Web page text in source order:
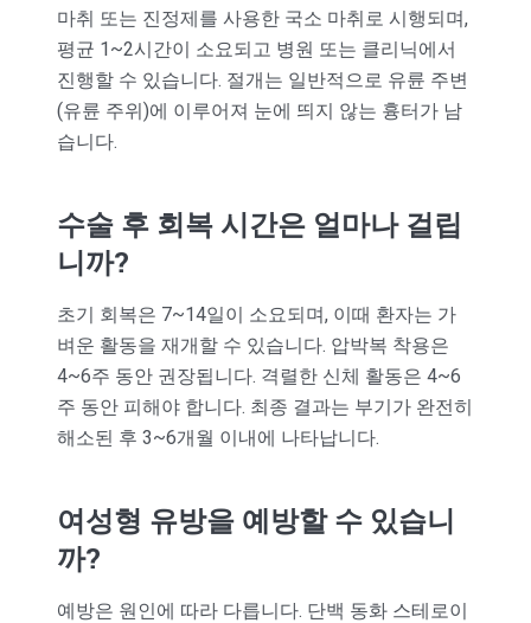
마취 또는 진정제를 사용한 국소 마취로 시행되며,
평균 1~2시간이 소요되고 병원 또는 클리닉에서
진행할 수 있습니다. 절개는 일반적으로 유륜 주변
(유륜 주위)에 이루어져 눈에 띄지 않는 흉터가 남
습니다.
수술 후 회복 시간은 얼마나 걸립
니까?
초기 회복은 7~14일이 소요되며, 이때 환자는 가
벼운 활동을 재개할 수 있습니다. 압박복 착용은
4~6주 동안 권장됩니다. 격렬한 신체 활동은 4~6
주 동안 피해야 합니다. 최종 결과는 부기가 완전히
해소된 후 3~6개월 이내에 나타납니다.
여성형 유방을 예방할 수 있습니
까?
예방은 원인에 따라 다릅니다. 단백 동화 스테로이